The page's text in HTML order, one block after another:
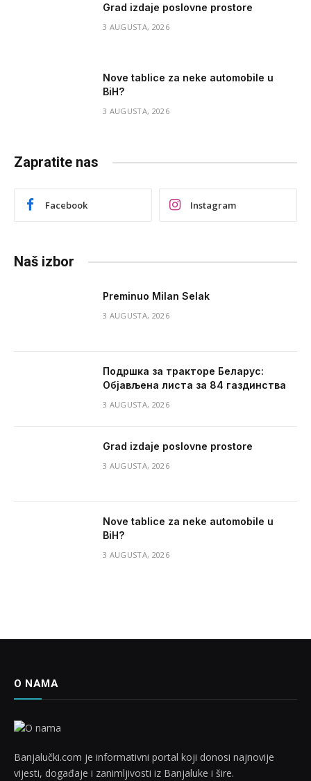
Grad izdaje poslovne prostore
3 AUGUSTA, 2026
Nove tablice za neke automobile u
BiH?
3 AUGUSTA, 2026
Zapratite nas
Facebook Instagram
Naš izbor
Preminuo Milan Selak
3 AUGUSTA, 2026
Подршка за тракторе Беларус:
Објављена листа за 84 газдинства
3 AUGUSTA, 2026
Grad izdaje poslovne prostore
3 AUGUSTA, 2026
Nove tablice za neke automobile u
BiH?
3 AUGUSTA, 2026
O NAMA
Banjalučki.com je informativni portal koji donosi najnovije
vijesti, događaje i zanimljivosti iz Banjaluke i šire.